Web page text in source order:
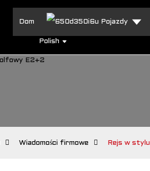
Dom Pojazdy
Polish
Wiadomości firmowe Rejs w